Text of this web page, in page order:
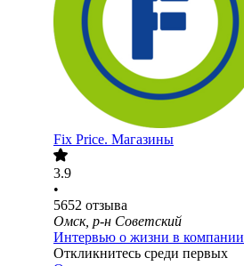
Fix Price. Магазины
3.9
•
5652 отзыва
Омск, р-н Советский
Интервью о жизни в компании
Откликнитесь среди первых